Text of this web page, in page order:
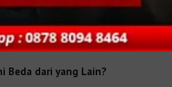
Beda dari yang Lain?